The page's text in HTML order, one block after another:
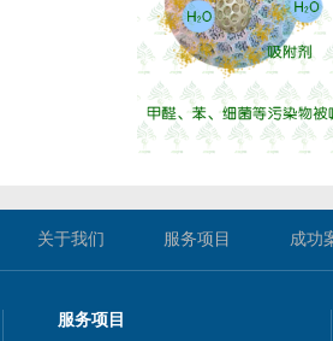
关于我们 服务项目 成功
服务项目